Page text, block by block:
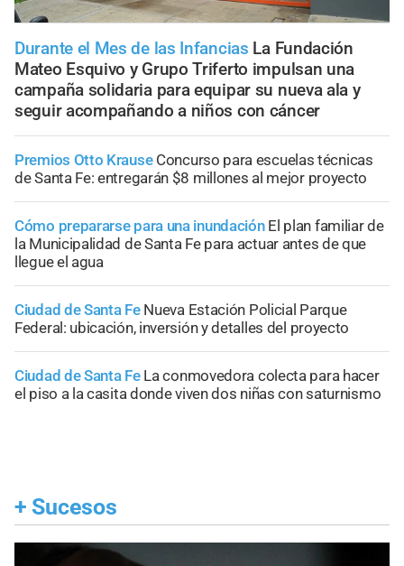
Durante el Mes de las Infancias La Fundación
Mateo Esquivo y Grupo Triferto impulsan una
campaña solidaria para equipar su nueva ala y
seguir acompañando a niños con cáncer
Premios Otto Krause Concurso para escuelas técnicas
de Santa Fe: entregarán $8 millones al mejor proyecto
Cómo prepararse para una inundación El plan familiar de
la Municipalidad de Santa Fe para actuar antes de que
llegue el agua
Ciudad de Santa Fe Nueva Estación Policial Parque
Federal: ubicación, inversión y detalles del proyecto
Ciudad de Santa Fe La conmovedora colecta para hacer
el piso a la casita donde viven dos niñas con saturnismo
+ Sucesos